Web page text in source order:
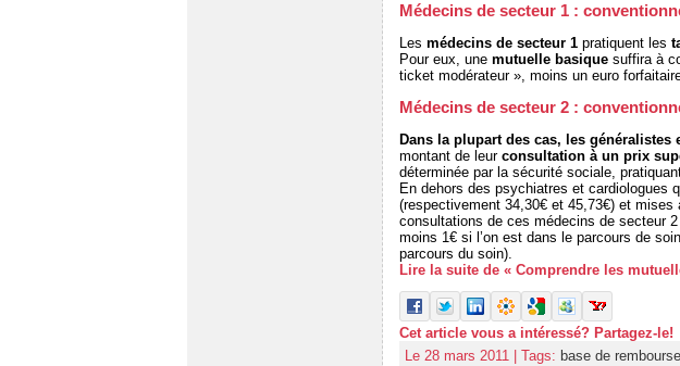
Médecins de secteur 1 :
Les médecins de secteur 1 pratiquent les
Pour eux, une mutuelle basique suffira à
ticket modérateur », moins un euro
Médecins de secteur 2 :
Dans la plupart des cas, les
montant de leur consultation à un prix
déterminée par la sécurité sociale,
En dehors des psychiatres et cardiologues
(respectivement 34,30€ et 45,73€) et
consultations de ces médecins de secteur
moins 1€ si l’on est dans le parcours de
parcours du soin).
Lire la suite de « Comprendre les
Cet article vous a intéressé? Partagez-le!
Le 28 mars 2011 | Tags: base de